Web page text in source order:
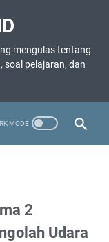
mengulas tentang
soal pelajaran, dan
2
Udara